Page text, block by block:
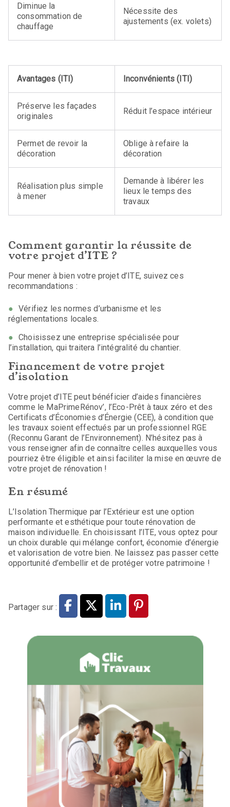
Diminue la
consommation de
chauffage
Nécessite des
ajustements (ex. volets)
Avantages (ITI) Inconvénients (ITI)
Préserve les façades
originales
Réduit l’espace intérieur
Permet de revoir la
décoration
Oblige à refaire la
décoration
Réalisation plus simple
à mener
Demande à libérer les
lieux le temps des
travaux
Comment garantir la réussite de
votre projet d’ITE ?
Pour mener à bien votre projet d’ITE, suivez ces
recommandations :
Vérifiez les normes d’urbanisme et les
réglementations locales.
Choisissez une entreprise spécialisée pour
l’installation, qui traitera l’intégralité du chantier.
Financement de votre projet
d’isolation
Votre projet d’ITE peut bénéficier d’aides financières
comme le MaPrimeRénov’, l’Eco-Prêt à taux zéro et des
Certificats d’Économies d’Énergie (CEE), à condition que
les travaux soient effectués par un professionnel RGE
(Reconnu Garant de l’Environnement). N’hésitez pas à
vous renseigner afin de connaître celles auxquelles vous
pourriez être éligible et ainsi faciliter la mise en œuvre de
votre projet de rénovation !
En résumé
L’Isolation Thermique par l’Extérieur est une option
performante et esthétique pour toute rénovation de
maison individuelle. En choisissant l’ITE, vous optez pour
un choix durable qui mélange confort, économie d’énergie
et valorisation de votre bien. Ne laissez pas passer cette
opportunité d’embellir et de protéger votre patrimoine !
Partager sur :